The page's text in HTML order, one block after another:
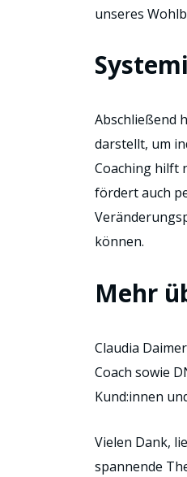
unseres
Abschließend
darstellt, um
Coaching hilft
fördert auch
können.
Mehr
Claudia
Coach sowie
Kund:innen
Vielen Dank,
spannende